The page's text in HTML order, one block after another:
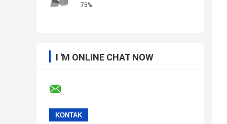
75%
I 'M ONLINE CHAT NOW